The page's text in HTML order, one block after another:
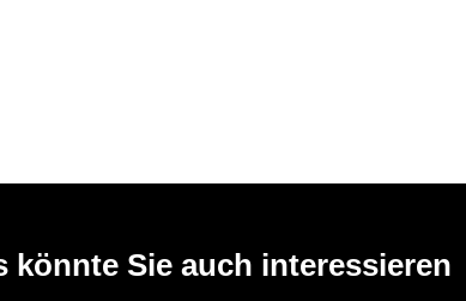
könnte Sie auch interessieren